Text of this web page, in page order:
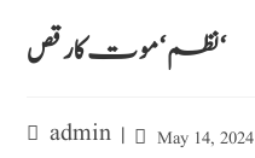
نظم ‘موت کا رقص ‘
admin May 14, 2024